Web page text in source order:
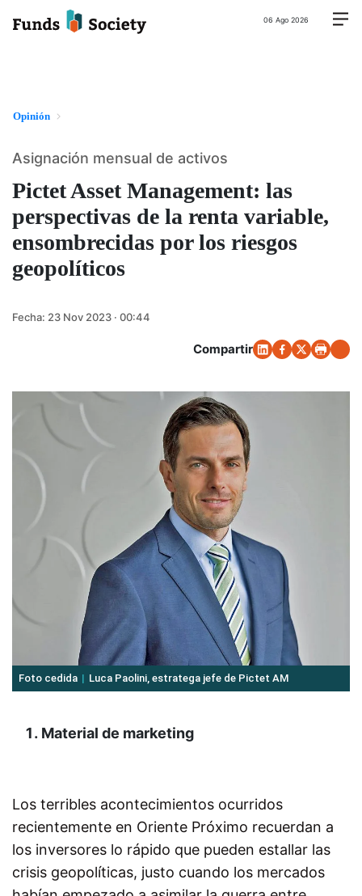
06 Ago 2026
Opinión
Pictet Asset Management: las
perspectivas de la renta variable,
ensombrecidas por los riesgos
geopolíticos
Asignación mensual de activos
Fecha: 23 Nov 2023 · 00:44
Compartir
Foto cedida Luca Paolini, estratega jefe de Pictet AM
Material de marketing
Los terribles acontecimientos ocurridos
recientemente en Oriente Próximo recuerdan a
los inversores lo rápido que pueden estallar las
crisis geopolíticas, justo cuando los mercados